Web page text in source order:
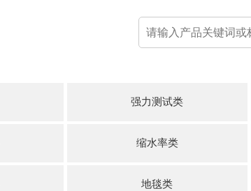
强力测试类
缩水率类
地毯类